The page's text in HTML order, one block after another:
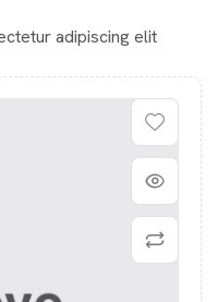
adipiscing elit